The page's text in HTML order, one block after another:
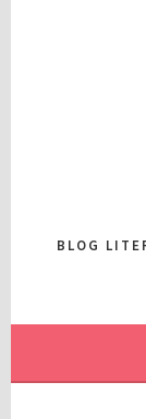
BLOG